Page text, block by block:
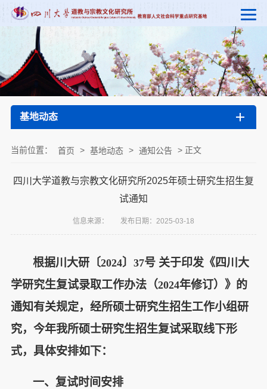
基地动态
当前位置： 首页 > 基地动态 > 通知公告 > 正文
四川大学道教与宗教文化研究所2025年硕士研究生招生复
试通知
信息来源： 发布日期：2025-03-18
根据川大研〔2024〕 37号 关于印发《四川大
学研究生复试录取工作办法（2024年修订）》的
通知有关规定，经所硕士研究生招生工作小组研
究，今年我所硕士研究生招生复试采取线下形
式，具体安排如下：
一、复试时间安排